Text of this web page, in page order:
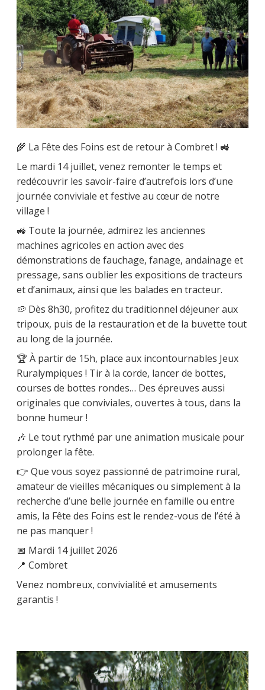
🌾 La Fête des Foins est de retour à Combret ! 🚜
Le mardi 14 juillet, venez remonter le temps et
redécouvrir les savoir-faire d’autrefois lors d’une
journée conviviale et festive au cœur de notre
village !
🚜 Toute la journée, admirez les anciennes
machines agricoles en action avec des
démonstrations de fauchage, fanage, andainage et
pressage, sans oublier les expositions de tracteurs
et d’animaux, ainsi que les balades en tracteur.
🥔 Dès 8h30, profitez du traditionnel déjeuner aux
tripoux, puis de la restauration et de la buvette tout
au long de la journée.
🏆 À partir de 15h, place aux incontournables Jeux
Ruralympiques ! Tir à la corde, lancer de bottes,
courses de bottes rondes… Des épreuves aussi
originales que conviviales, ouvertes à tous, dans la
bonne humeur !
🎶 Le tout rythmé par une animation musicale pour
prolonger la fête.
👉 Que vous soyez passionné de patrimoine rural,
amateur de vieilles mécaniques ou simplement à la
recherche d’une belle journée en famille ou entre
amis, la Fête des Foins est le rendez-vous de l’été à
ne pas manquer !
📅 Mardi 14 juillet 2026
📍 Combret
Venez nombreux, convivialité et amusements
garantis !